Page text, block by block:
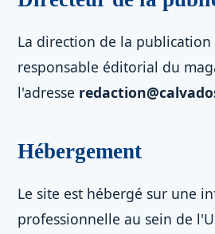
La direction de la publication
responsable éditorial du
l'adresse
Hébergement
Le site est hébergé sur une
professionnelle au sein de